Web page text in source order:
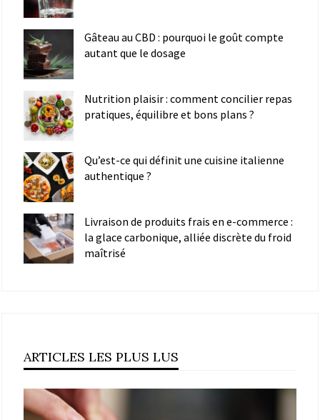
Gâteau au CBD : pourquoi le goût compte
autant que le dosage
Nutrition plaisir : comment concilier repas
pratiques, équilibre et bons plans ?
Qu’est-ce qui définit une cuisine italienne
authentique ?
Livraison de produits frais en e-commerce :
la glace carbonique, alliée discrète du froid
maîtrisé
ARTICLES LES PLUS LUS